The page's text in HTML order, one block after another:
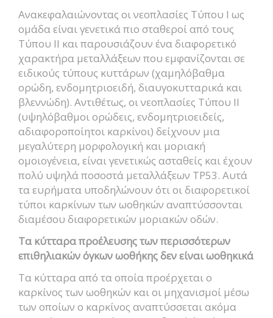
Ανακεφαλαιώνοντας οι νεοπλασίες Τύπου I ως
ομάδα είναι γενετικά πιο σταθεροί από τους
Τύπου II και παρουσιάζουν ένα διαφορετικό
χαρακτήρα μεταλλάξεων που εμφανίζονται σε
ειδικούς τύπους κυττάρων (χαμηλόβαθμα
ορώδη, ενδομητριοειδή, διαυγοκυτταρικά και
βλεννώδη). Αντιθέτως, οι νεοπλασίες Τύπου II
(υψηλόβαθμοι ορώδεις, ενδομητριοειδείς,
αδιαφοροποίητοι καρκίνοι) δείχνουν μια
μεγαλύτερη μορφολογική και μοριακή
ομοιογένεια, είναι γενετικώς ασταθείς και έχουν
πολύ υψηλά ποσοστά μεταλλάξεων TP53. Αυτά
τα ευρήματα υποδηλώνουν ότι οι διαφορετικοί
τύποι καρκίνων των ωοθηκών αναπτύσσονται
διαμέσου διαφορετικών μοριακών οδών.
Τα κύτταρα προέλευσης των περισσότερων
επιθηλιακών όγκων ωοθήκης δεν είναι ωοθηκικά
Τα κύτταρα από τα οποία προέρχεται ο
καρκίνος των ωοθηκών και οι μηχανισμοί μέσω
των οποίων ο καρκίνος αναπτύσσεται ακόμα